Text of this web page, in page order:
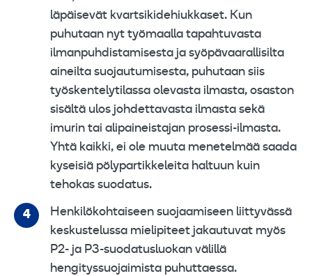
läpäisevät kvartsikidehiukkaset. Kun
puhutaan nyt työmaalla tapahtuvasta
ilmanpuhdistamisesta ja syöpävaarallisilta
aineilta suojautumisesta, puhutaan siis
työskentelytilassa olevasta ilmasta, osaston
sisältä ulos johdettavasta ilmasta sekä
imurin tai alipaineistajan prosessi-ilmasta.
Yhtä kaikki, ei ole muuta menetelmää saada
kyseisiä pölypartikkeleita haltuun kuin
tehokas suodatus.
Henkilökohtaiseen suojaamiseen liittyvässä
keskustelussa mielipiteet jakautuvat myös
P2- ja P3-suodatusluokan välillä
hengityssuojaimista puhuttaessa.